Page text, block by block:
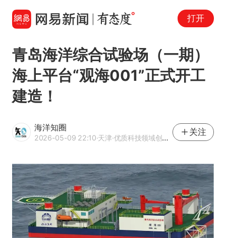
打开
青岛海洋综合试验场（一期）
海上平台“观海001”正式开工
建造！
海洋知圈
2026-05-09 22:10·天津·优质科技领域创作者
关注